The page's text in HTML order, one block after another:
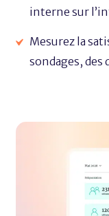
interne sur
Mesurez la
sondages, des